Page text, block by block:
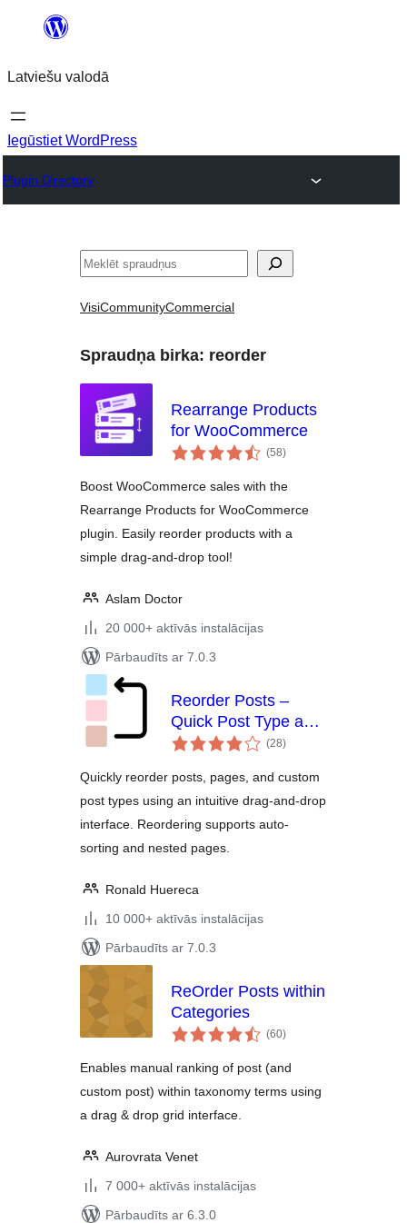
Pāriet
saturu
Latviešu valodā
Iegūstiet WordPress
Plugin Directory
Meklēt
VisiCommunityCommercial
Spraudņa birka: reorder
Rearrange Products
for WooCommerce
(58vērtējumu
kopsumma
)
Boost WooCommerce sales with the
Rearrange Products for WooCommerce
plugin. Easily reorder products with a
simple drag-and-drop tool!
Aslam Doctor
20 000+ aktīvās instalācijas
Pārbaudīts ar 7.0.3
Reorder Posts –
Quick Post Type and
Page Ordering
(28vērtējumu
kopsumma
)
Quickly reorder posts, pages, and custom
post types using an intuitive drag-and-drop
interface. Reordering supports auto-
sorting and nested pages.
Ronald Huereca
10 000+ aktīvās instalācijas
Pārbaudīts ar 7.0.3
ReOrder Posts within
Categories
(60vērtējumu
kopsumma
)
Enables manual ranking of post (and
custom post) within taxonomy terms using
a drag & drop grid interface.
Aurovrata Venet
7 000+ aktīvās instalācijas
Pārbaudīts ar 6.3.0